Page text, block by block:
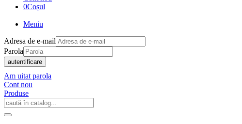
0Coșul
Meniu
Adresa de e-mail
Parola
autentificare
Am uitat parola
Cont nou
Produse